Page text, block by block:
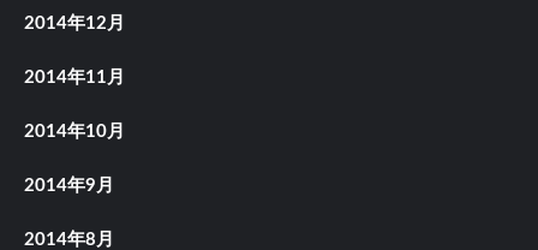
2014年12月
2014年11月
2014年10月
2014年9月
2014年8月